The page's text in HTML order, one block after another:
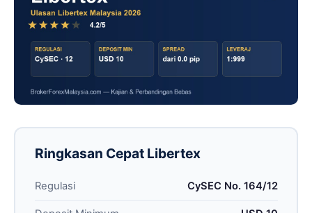
Ringkasan Cepat Libertex
Regulasi CySEC No. 164/12